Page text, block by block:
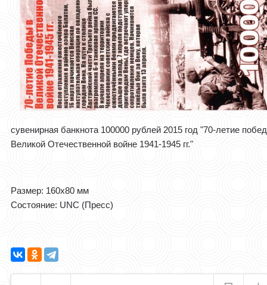
сувенирная банкнота 100000 рублей 2015 год "70-летие
Великой Отечественной войне 1941-1945 гг."
Размер: 160x80 мм
Состояние: UNC (Пресс)